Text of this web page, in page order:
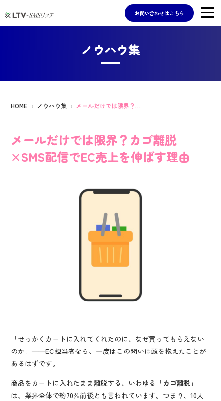
お問い合わせはこちら
ノウハウ集
HOME ノウハウ集 メールだけでは限界？カゴ離脱×SMS配信でEC売上を伸ばす理由
メールだけでは限界？カゴ離脱
×SMS配信でEC売上を伸ばす理由
「せっかくカートに入れてくれたのに、なぜ買ってもらえない
のか」——EC担当者なら、一度はこの問いに頭を抱えたことが
あるはずです。
商品をカートに入れたまま離脱する、いわゆる「カゴ離脱 」
は、業界全体で約70％前後とも言われています。つまり、10人